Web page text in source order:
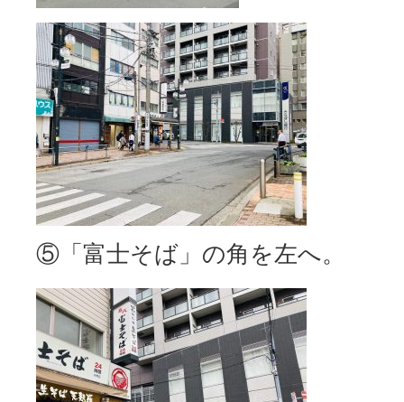
⑤「富士そば」の角を左へ。